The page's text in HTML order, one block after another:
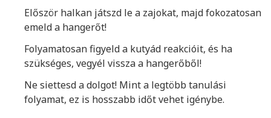
Először halkan játszd le a zajokat, majd fokozatosan
emeld a hangerőt!
Folyamatosan figyeld a kutyád reakcióit, és ha
szükséges, vegyél vissza a hangerőből!
Ne siettesd a dolgot! Mint a legtöbb tanulási
folyamat, ez is hosszabb időt vehet igénybe.